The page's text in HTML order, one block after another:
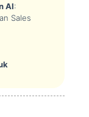
AI:
Sales